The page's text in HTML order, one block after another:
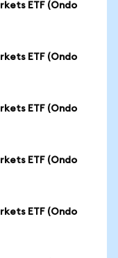
ETF (Ondo
ETF (Ondo
ETF (Ondo
ETF (Ondo
ETF (Ondo